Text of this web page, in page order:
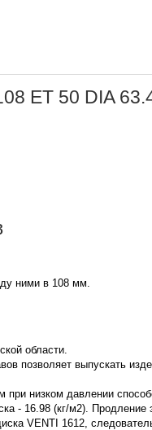
ET 50 DIA
ними в 108 мм.
области.
позволяет выпускать
при низком давлении
- 16.98 (кг/м2). Продление
VENTI 1612,